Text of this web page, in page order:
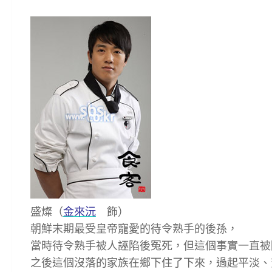
盛燦（金來沅 飾）
朝鮮末期最受皇帝寵愛的待令熟手的後孫，
當時待令熟手被人誣陷後冤死，但這個事實一直被
之後這個沒落的家族在鄉下住了下來，過起平淡